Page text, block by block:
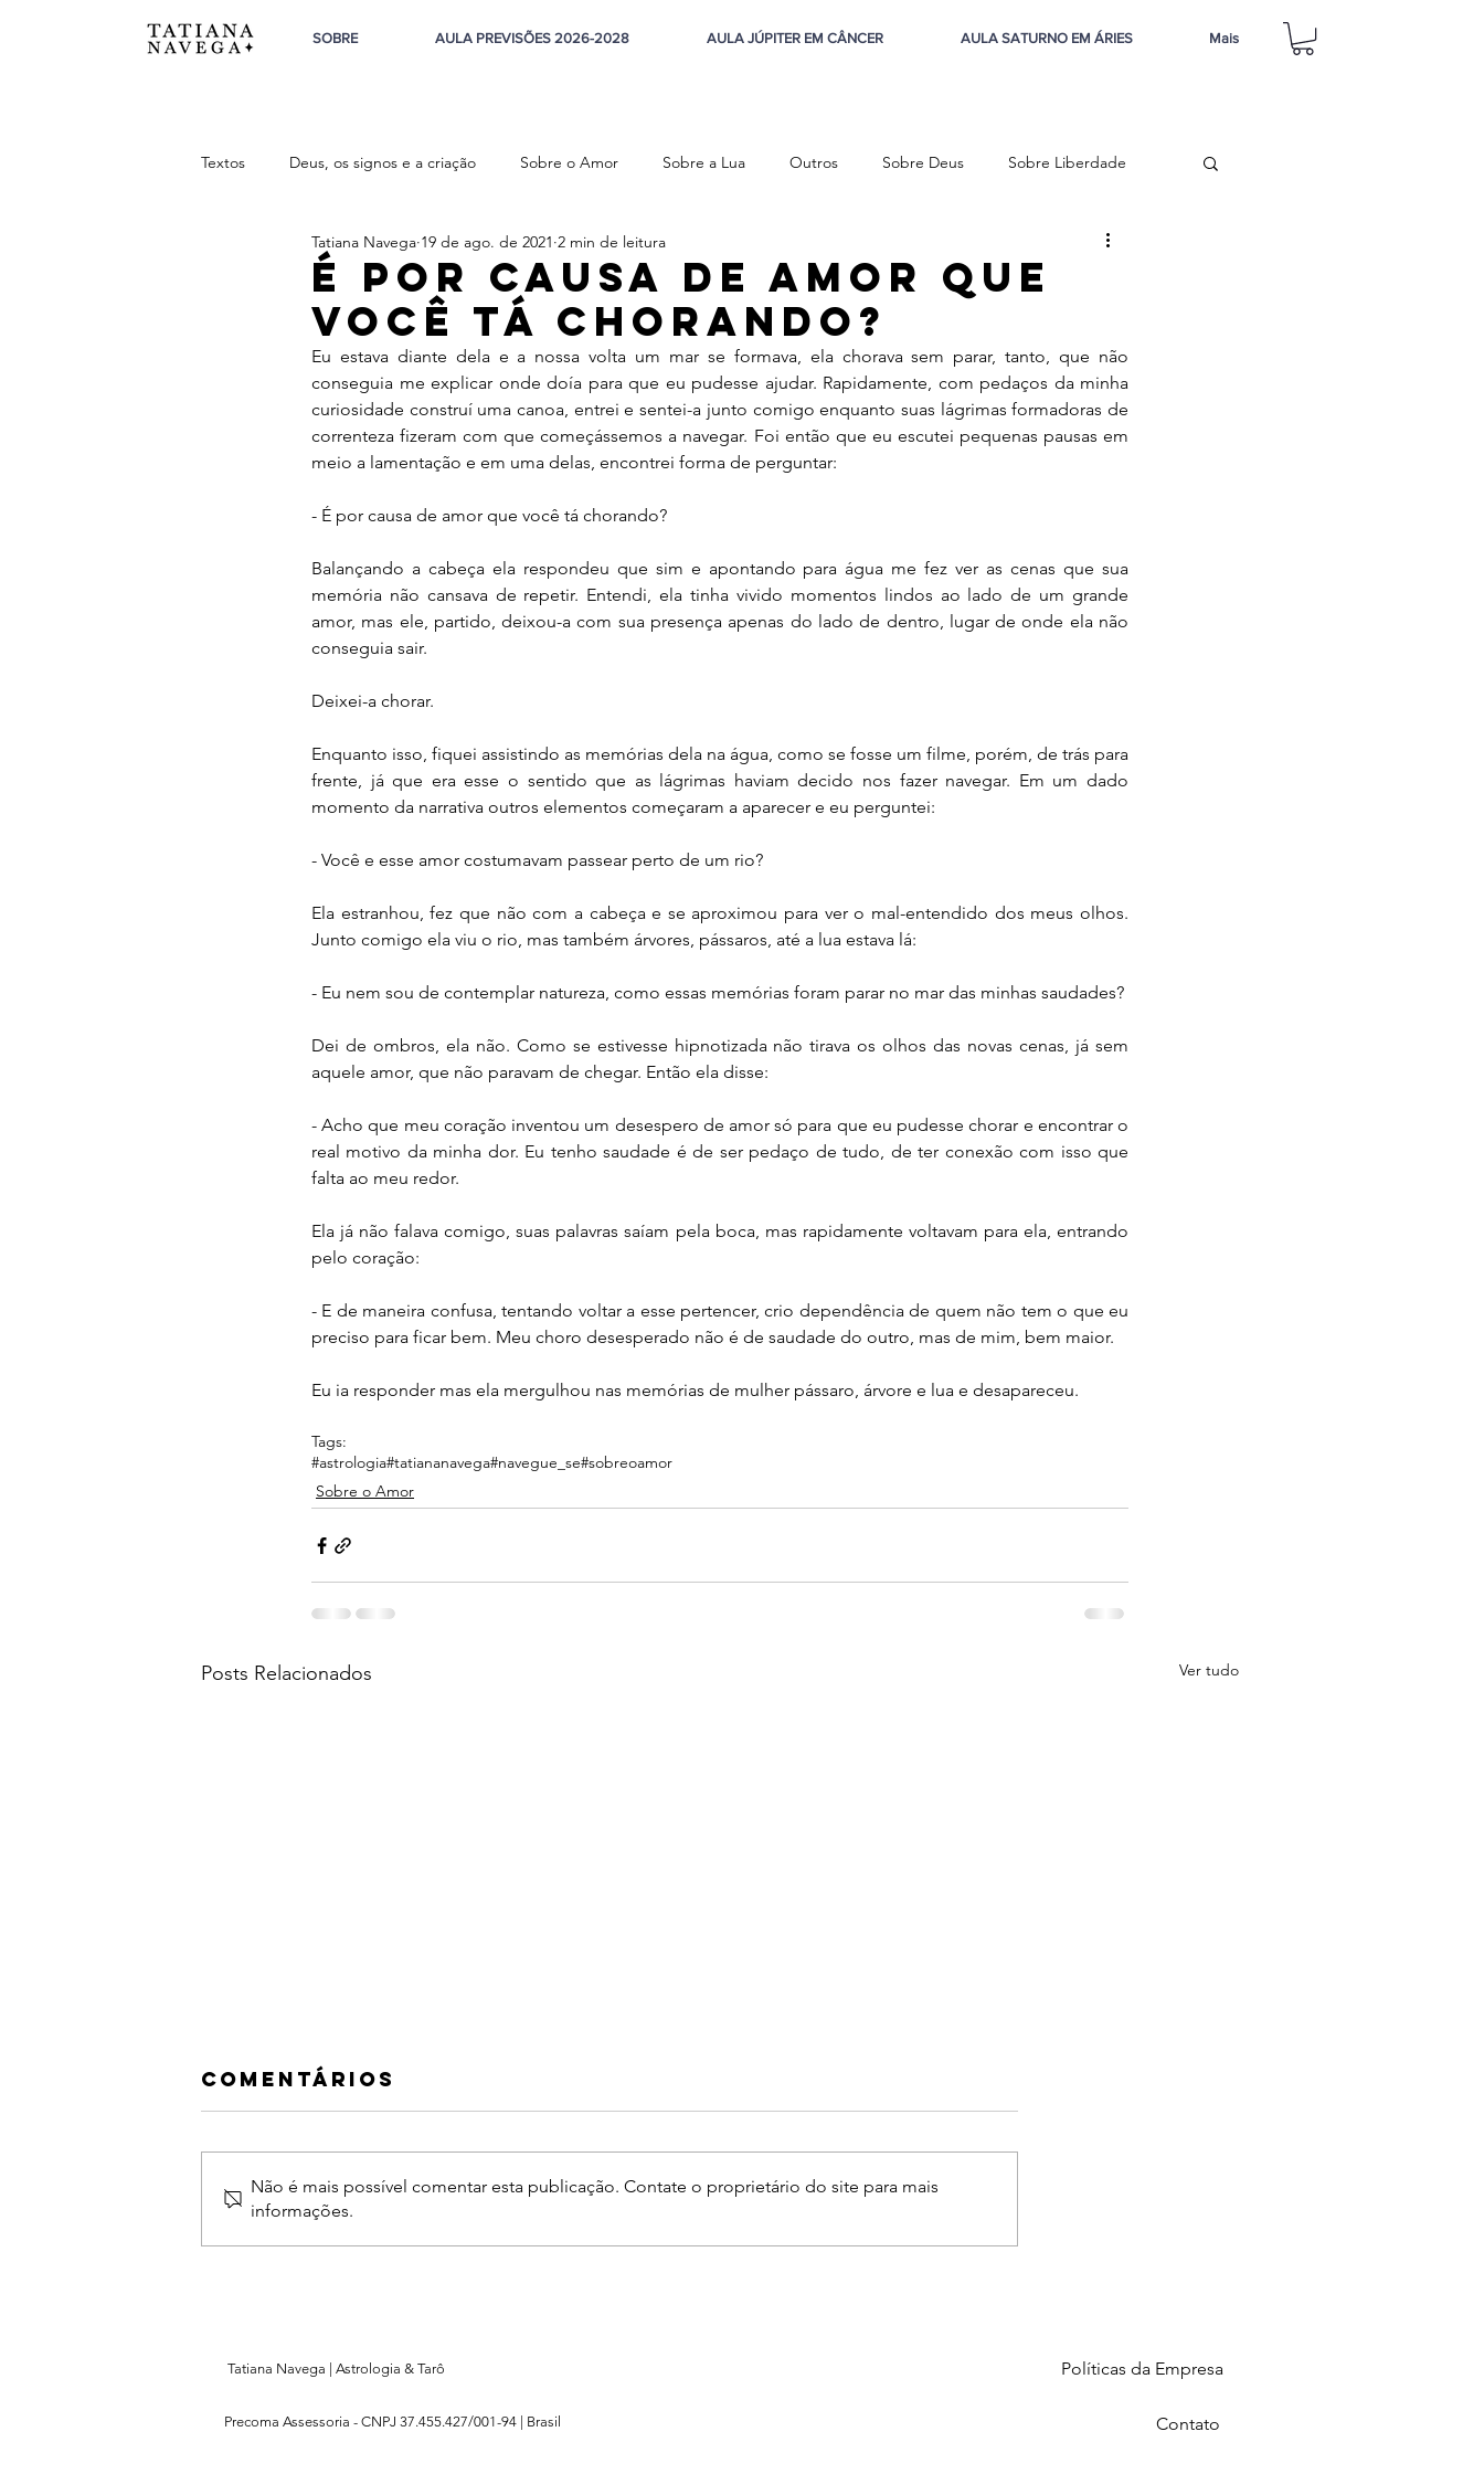
SOBRE AULA PREVISÕES 2026-2028 AULA JÚPITER EM CÂNCER AULA SATURNO EM ÁRIES Mais
Textos Deus, os signos e a criação Sobre o Amor Sobre a Lua Outros Sobre Deus Sobre Liberdade
Sobre o Feminino Sobre a Tristeza
É por causa de amor que
você tá chorando?
Tatiana Navega 19 de ago. de 2021 2 min de leitura
Eu estava diante dela e a nossa volta um mar se formava, ela chorava sem parar, tanto, que não
conseguia me explicar onde doía para que eu pudesse ajudar. Rapidamente, com pedaços da minha
curiosidade construí uma canoa, entrei e sentei-a junto comigo enquanto suas lágrimas formadoras de
correnteza fizeram com que começássemos a navegar. Foi então que eu escutei pequenas pausas em
meio a lamentação e em uma delas, encontrei forma de perguntar:
- É por causa de amor que você tá chorando?
Balançando a cabeça ela respondeu que sim e apontando para água me fez ver as cenas que sua
memória não cansava de repetir. Entendi, ela tinha vivido momentos lindos ao lado de um grande
amor, mas ele, partido, deixou-a com sua presença apenas do lado de dentro, lugar de onde ela não
conseguia sair.
Deixei-a chorar.
Enquanto isso, fiquei assistindo as memórias dela na água, como se fosse um filme, porém, de trás para
frente, já que era esse o sentido que as lágrimas haviam decido nos fazer navegar. Em um dado
momento da narrativa outros elementos começaram a aparecer e eu perguntei:
- Você e esse amor costumavam passear perto de um rio?
Ela estranhou, fez que não com a cabeça e se aproximou para ver o mal-entendido dos meus olhos.
Junto comigo ela viu o rio, mas também árvores, pássaros, até a lua estava lá:
- Eu nem sou de contemplar natureza, como essas memórias foram parar no mar das minhas saudades?
Dei de ombros, ela não. Como se estivesse hipnotizada não tirava os olhos das novas cenas, já sem
aquele amor, que não paravam de chegar. Então ela disse:
- Acho que meu coração inventou um desespero de amor só para que eu pudesse chorar e encontrar o
real motivo da minha dor. Eu tenho saudade é de ser pedaço de tudo, de ter conexão com isso que
falta ao meu redor.
Ela já não falava comigo, suas palavras saíam pela boca, mas rapidamente voltavam para ela, entrando
pelo coração:
- E de maneira confusa, tentando voltar a esse pertencer, crio dependência de quem não tem o que eu
preciso para ficar bem. Meu choro desesperado não é de saudade do outro, mas de mim, bem maior.
Eu ia responder mas ela mergulhou nas memórias de mulher pássaro, árvore e lua e desapareceu.
Tags:
#astrologia#tatiananavega#navegue_se#sobreoamor
Sobre o Amor
Posts Relacionados Ver tudo
Desvelado
secretos, de planos mirabolantes,
de ideias absurdas, de dizerem
impensáveis e ...
de três
meus planos, meus propósitos,
meus desejos ...
rasgou discutindo ...
Comentários
Não é mais possível comentar esta publicação. Contate o proprietário do site para mais
informações.
Precoma Assessoria - CNPJ 37.455.427/001-94 | Brasil Contato
Tatiana Navega | Astrologia & Tarô Políticas da Empresa